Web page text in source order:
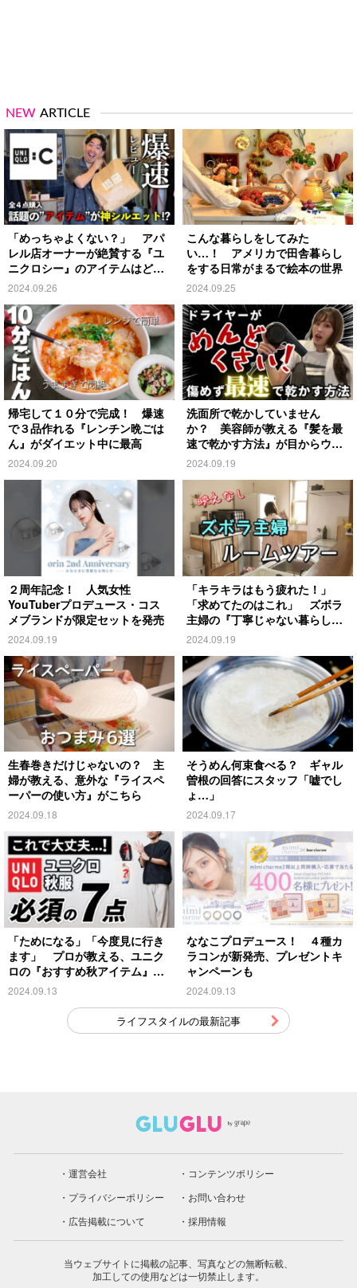
NEW ARTICLE
「めっちゃよくない？」 アパ
レル店オーナーが絶賛する『ユ
ニクロシー』のアイテムはど
れ？
2024.09.26
こんな暮らしをしてみた
い…！ アメリカで田舎暮らし
をする日常がまるで絵本の世界
2024.09.25
帰宅して１０分で完成！ 爆速
で３品作れる『レンチン晩ごは
ん』がダイエット中に最高
2024.09.20
洗面所で乾かしていません
か？ 美容師が教える『髪を最
速で乾かす方法』が目からウロ
コ
2024.09.19
２周年記念！ 人気女性
YouTuberプロデュース・コス
メブランドが限定セットを発売
2024.09.19
「キラキラはもう疲れた！」
「求めてたのはこれ」 ズボラ
主婦の『丁寧じゃない暮らし』
がこちら
2024.09.19
生春巻きだけじゃないの？ 主
婦が教える、意外な『ライスペ
ーパーの使い方』がこちら
2024.09.18
そうめん何束食べる？ ギャル
曽根の回答にスタッフ「嘘でし
ょ…」
2024.09.17
「ためになる」「今度見に行き
ます」 プロが教える、ユニク
ロの『おすすめ秋アイテム』が
こちら
2024.09.13
ななこプロデュース！ ４種カ
ラコンが新発売、プレゼントキ
ャンペーンも
2024.09.13
ライフスタイルの最新記事
運営会社
コンテンツポリシー
プライバシーポリシー
お問い合わせ
広告掲載について
採用情報
当ウェブサイトに掲載の記事、写真などの無断転載、
加工しての使用などは一切禁止します。